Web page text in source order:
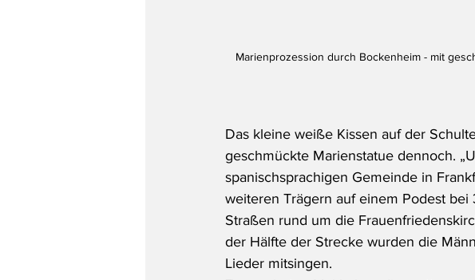
Marienprozession durch Bockenheim - mit
Das kleine weiße Kissen auf der
geschmückte Marienstatue dennoch.
spanischsprachigen Gemeinde in
weiteren Trägern auf einem Podest
Straßen rund um die
der Hälfte der Strecke wurden die
Lieder mitsingen.